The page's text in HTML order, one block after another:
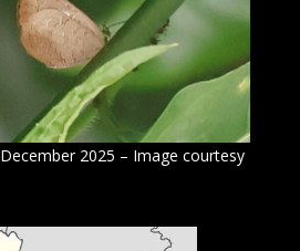
December 2025 – Image courtesy